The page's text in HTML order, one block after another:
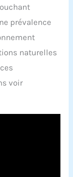
prévalence
naturelles
voir